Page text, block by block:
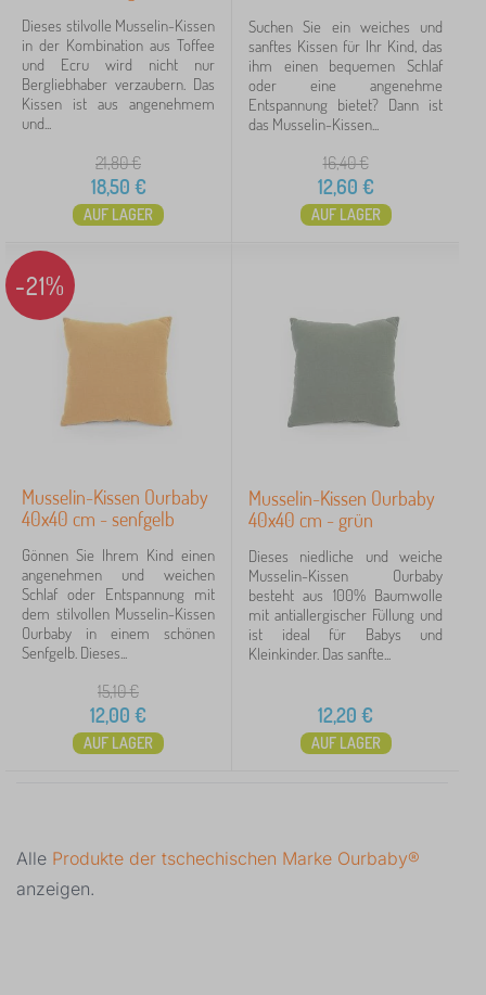
d
e
c
k
e
s
e
n
s
s
e
n
Suche innerhalb des filters
Verfügbarkeit
✓
Rabatt
422
Neuheiten
Tip
Dieses stilvolle Musselin-Kissen
in der Kombination aus Toffee
und Ecru wird nicht nur
Bergliebhaber verzaubern. Das
Kissen ist aus angenehmem
und...
21,80€
18,50 €
AUF LAGER
Suchen Sie ein weiches und
sanftes Kissen für Ihr Kind, das
ihm einen bequemen Schlaf
oder eine angenehme
Entspannung bietet? Dann ist
das Musselin-Kissen...
16,40€
12,60 €
AUF LAGER
-21%
Musselin-Kissen Ourbaby
40x40 cm - senfgelb
Gönnen Sie Ihrem Kind einen
angenehmen und weichen
Schlaf oder Entspannung mit
dem stilvollen Musselin-Kissen
Ourbaby in einem schönen
Senfgelb. Dieses...
15,10€
12,00 €
AUF LAGER
Musselin-Kissen Ourbaby
40x40 cm - grün
Dieses niedliche und weiche
Musselin-Kissen Ourbaby
besteht aus 100% Baumwolle
mit antiallergischer Füllung und
ist ideal für Babys und
Kleinkinder. Das sanfte...
12,20 €
AUF LAGER
Alle Produkte der tschechischen Marke Ourbaby®
anzeigen.